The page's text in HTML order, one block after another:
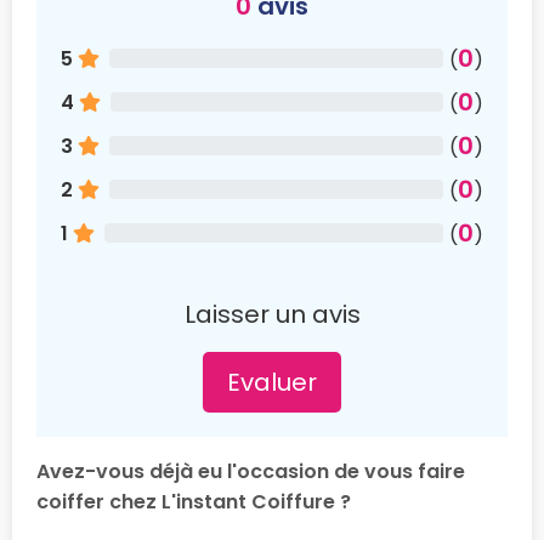
5 (0)
4
(0)
3
(0)
2
(0)
1
(0)
Laisser un avis
Evaluer
Avez-vous déjà eu l'occasion de vous faire
coiffer chez L'instant Coiffure ?